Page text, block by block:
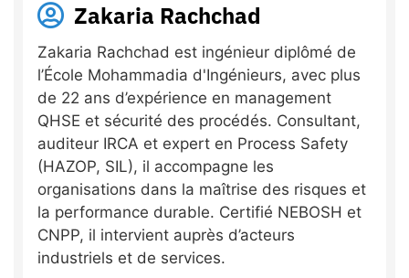
Zakaria Rachchad
Zakaria Rachchad est ingénieur diplômé de
l’École Mohammadia d'Ingénieurs, avec plus
de 22 ans d’expérience en management
QHSE et sécurité des procédés. Consultant,
auditeur IRCA et expert en Process Safety
(HAZOP, SIL), il accompagne les
organisations dans la maîtrise des risques et
la performance durable. Certifié NEBOSH et
CNPP, il intervient auprès d’acteurs
industriels et de services.